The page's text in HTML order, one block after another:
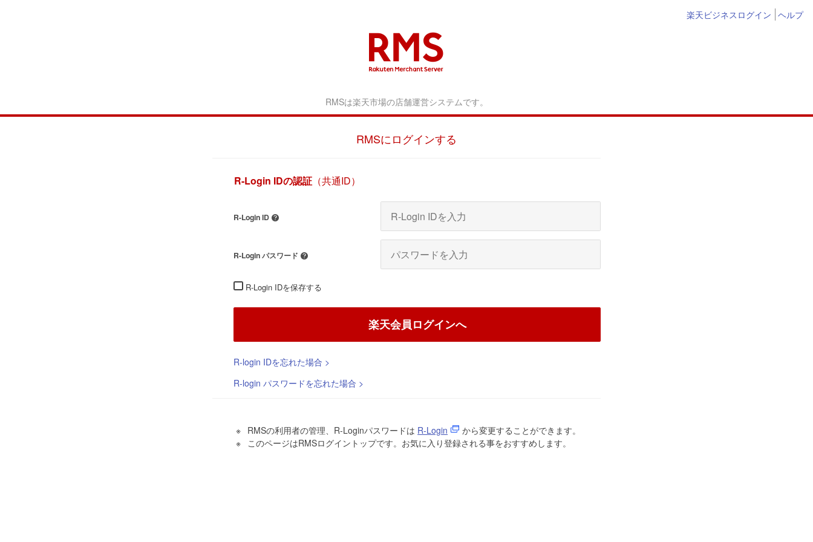
楽天ビジネスログイン ヘルプ
RMS Rakuten
RMSは楽天市場の店舗運営システムです。
RMSにログインする
R-Login IDの認証（共通ID）
R-Login ID
R-Login パスワード
R-Login IDを保存する
楽天会員ログインへ
R-login IDを忘れた場合 >
R-login パスワードを忘れた場合 >
RMSの利用者の管理、R-Loginパスワードは R-Login
から変更することができます。
このページはRMSログイントップです。お気に入り登録される事をおすすめします。